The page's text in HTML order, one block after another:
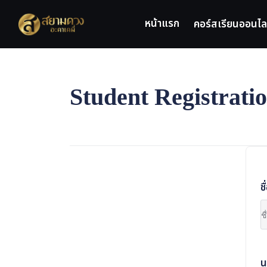
content
หน้าแรก คอร์สเรียนออนไ
Student